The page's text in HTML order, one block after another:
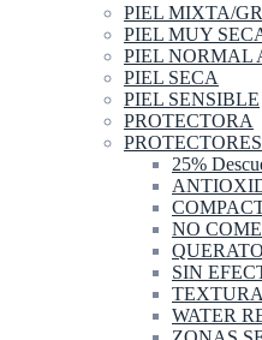
PIEL MIXTA/
PIEL MUY
PIEL NORMAL
PIEL SECA
PIEL SENSIBLE
PROTECTORA
25%
NO
SIN
WATER